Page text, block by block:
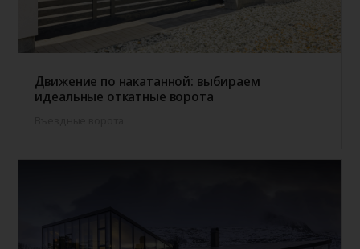
Движение по накатанной: выбираем
идеальные откатные ворота